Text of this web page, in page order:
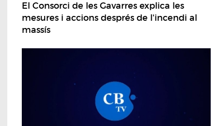
El Consorci de les Gavarres explica les
mesures i accions després de l'incendi al
massís